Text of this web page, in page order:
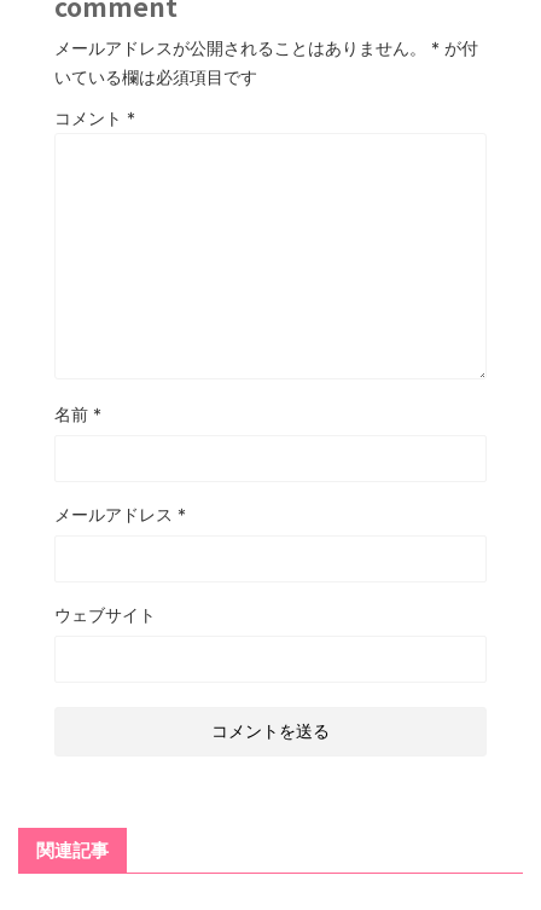
メールアドレスが公開されることはありません。 * が付
いている欄は必須項目です
コメント *
名前 *
メールアドレス *
ウェブサイト
関連記事